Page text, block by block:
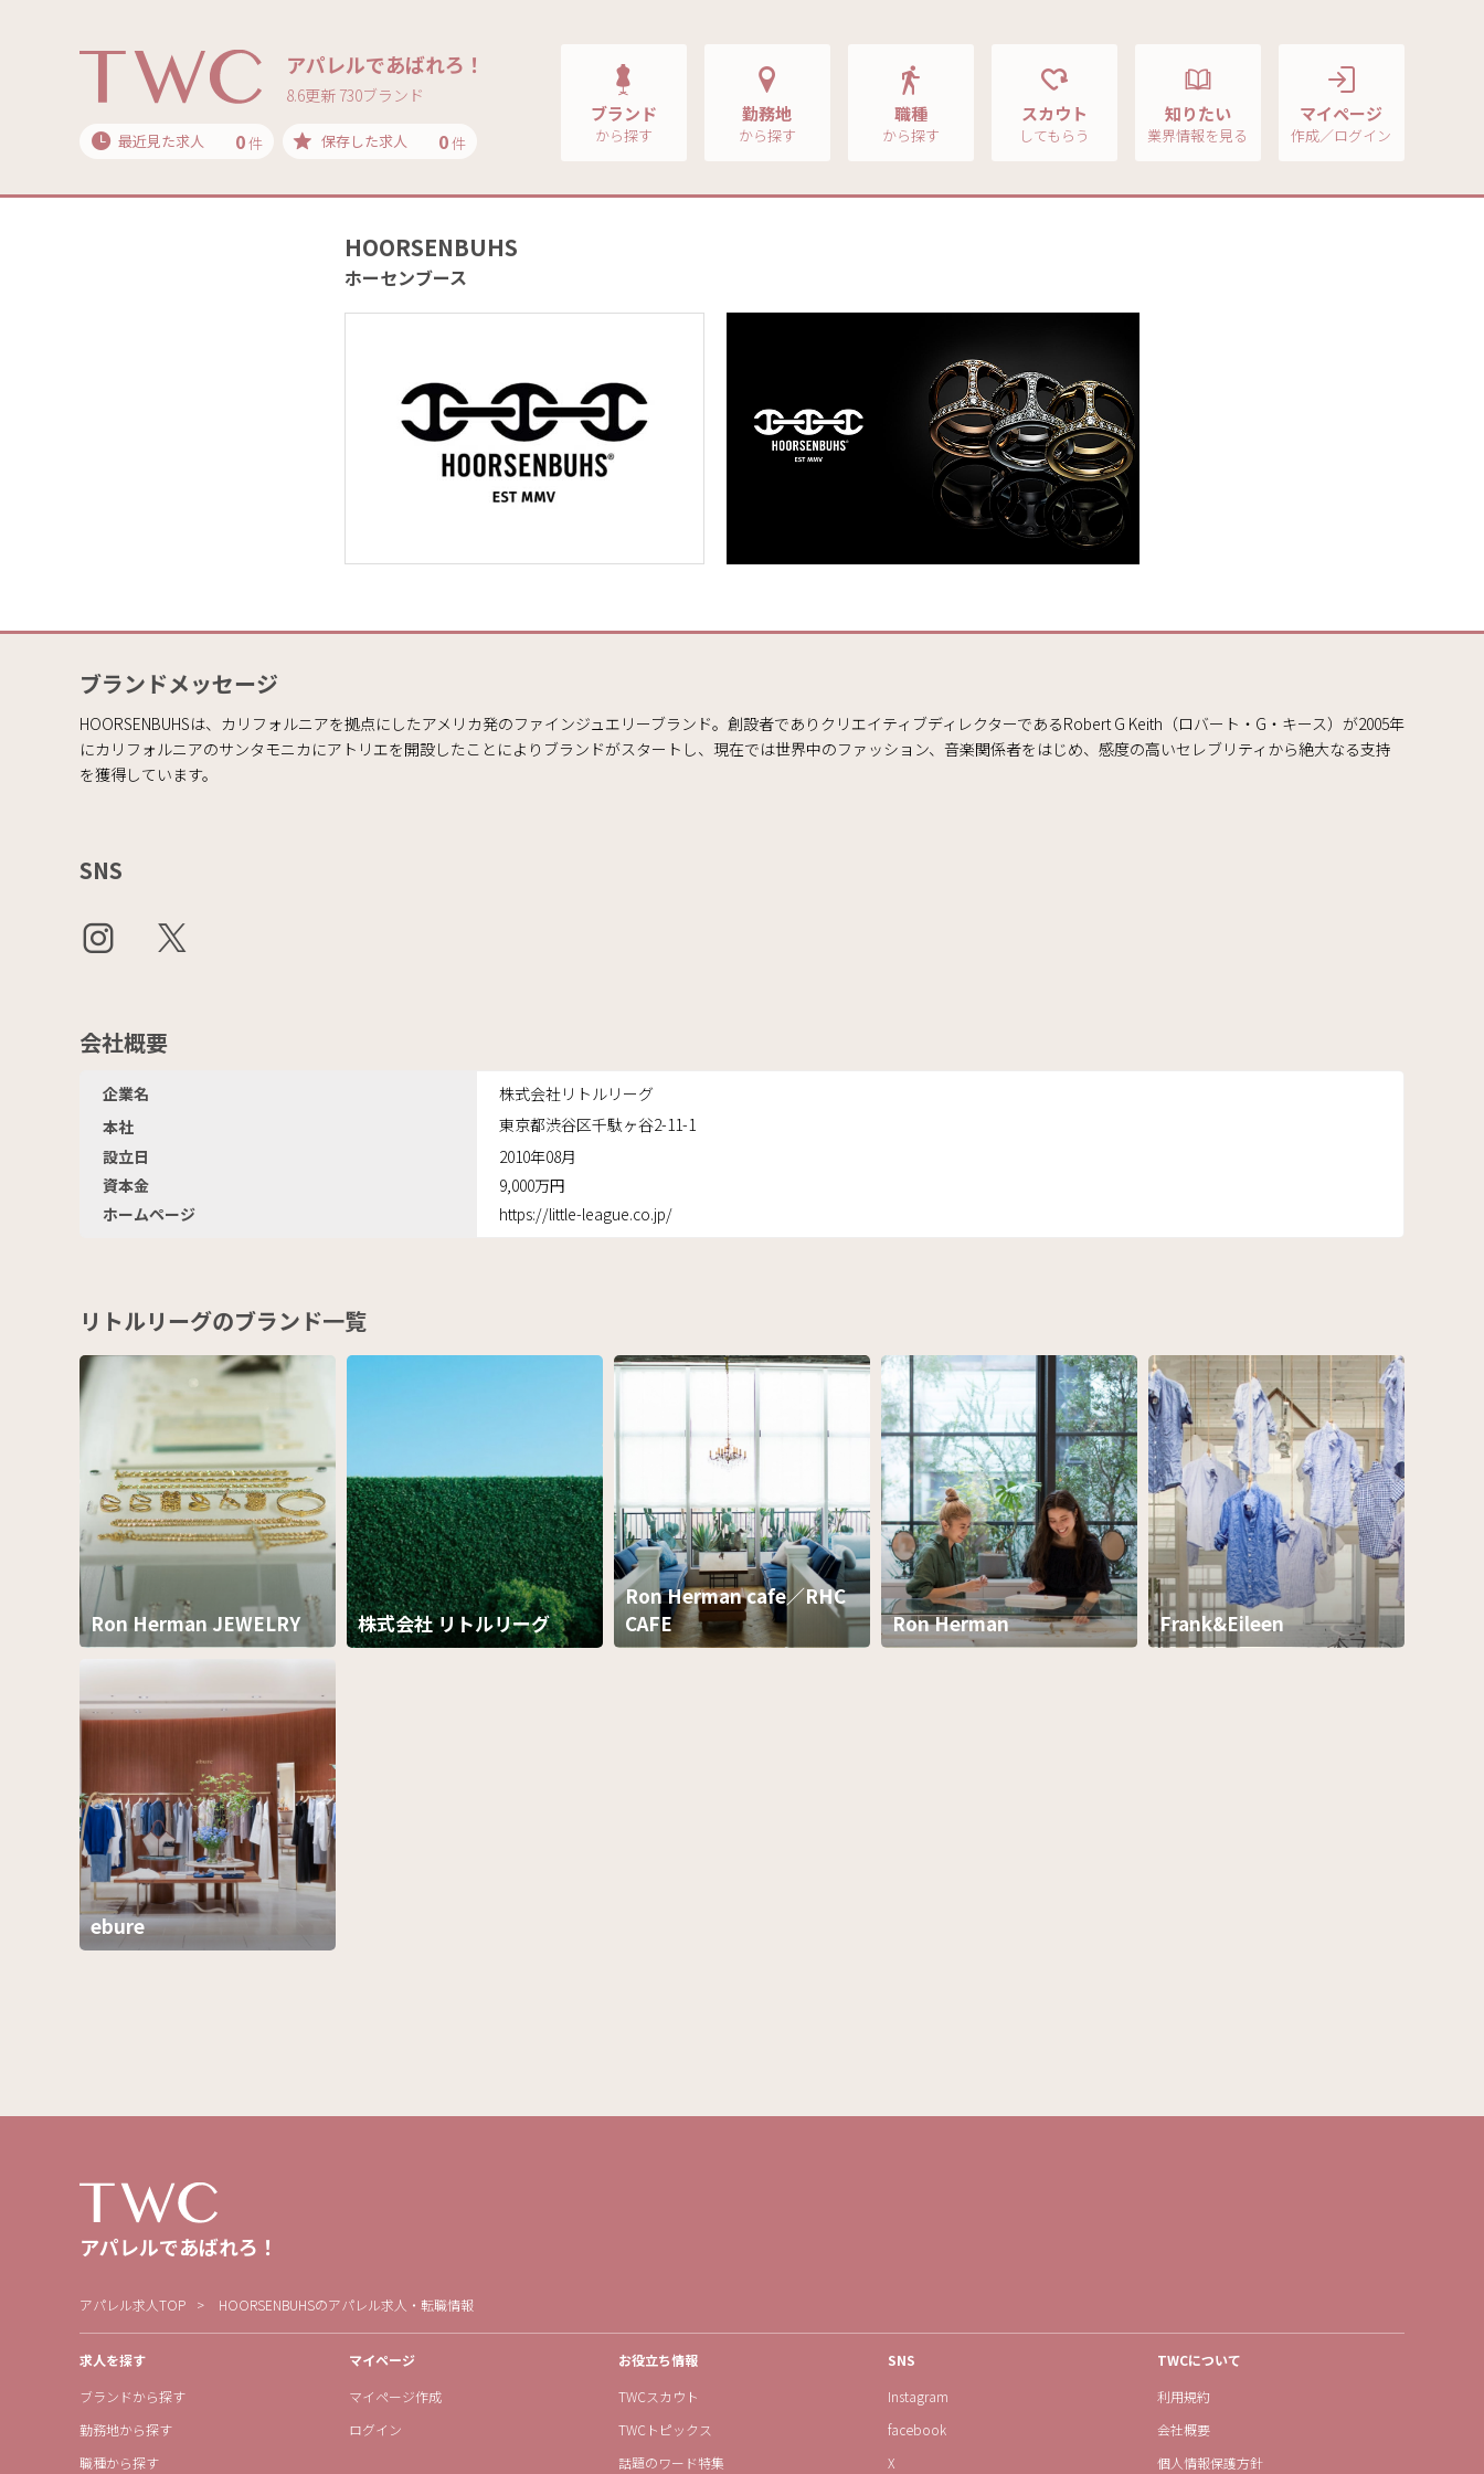
アパレルであばれろ！
8.6更新 730ブランド
最近見た求人 0件 保存した求人 0件
ブランド
から探す
勤務地
から探す
職種
から探す
スカウト
してもらう
知りたい
業界情報を見る
マイページ
作成／ログイン
HOORSENBUHS
ホーセンブース
ブランドメッセージ
HOORSENBUHSは、カリフォルニアを拠点にしたアメリカ発のファインジュエリーブランド。創設者でありクリエイティブディレクターであるRobert G Keith（ロバート・G・キース）が2005年
にカリフォルニアのサンタモニカにアトリエを開設したことによりブランドがスタートし、現在では世界中のファッション、音楽関係者をはじめ、感度の高いセレブリティから絶大なる支持
を獲得しています。
SNS
会社概要
企業名
株式会社リトルリーグ
本社
東京都渋谷区千駄ヶ谷2-11-1
設立日
2010年08月
資本金
9,000万円
ホームページ
https://little-league.co.jp/
リトルリーグのブランド一覧
Ron Herman JEWELRY 株式会社 リトルリーグ
Ron Herman cafe／RHC
CAFE
Ron Herman Frank&Eileen
ebure
アパレルであばれろ！
アパレル求人TOP HOORSENBUHSのアパレル求人・転職情報
求人を探す
ブランドから探す
勤務地から探す
職種から探す
マイページ
マイページ作成
ログイン
お役立ち情報
TWCスカウト
TWCトピックス
話題のワード特集
SNS
Instagram
facebook
X
TWCについて
利用規約
会社概要
個人情報保護方針